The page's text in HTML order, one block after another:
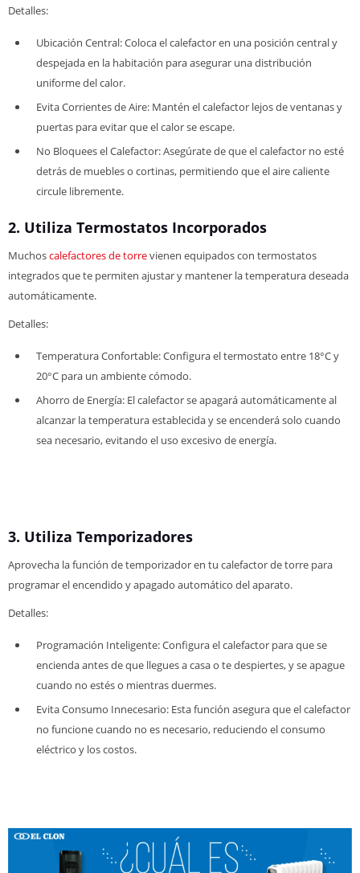
Detalles:
Ubicación Central: Coloca el calefactor en una posición central y
despejada en la habitación para asegurar una distribución
uniforme del calor.
Evita Corrientes de Aire: Mantén el calefactor lejos de ventanas y
puertas para evitar que el calor se escape.
No Bloquees el Calefactor: Asegúrate de que el calefactor no esté
detrás de muebles o cortinas, permitiendo que el aire caliente
circule libremente.
2. Utiliza Termostatos Incorporados
Muchoscalefactores de torrevienen equipados con termostatos
integrados que te permiten ajustar y mantener la temperatura deseada
automáticamente.
Detalles:
Temperatura Confortable: Configura el termostato entre 18°C y
20°C para un ambiente cómodo.
Ahorro de Energía: El calefactor se apagará automáticamente al
alcanzar la temperatura establecida y se encenderá solo cuando
sea necesario, evitando el uso excesivo de energía.
3. Utiliza Temporizadores
Aprovecha la función de temporizador en tu calefactor de torre para
programar el encendido y apagado automático del aparato.
Detalles:
Programación Inteligente: Configura el calefactor para que se
encienda antes de que llegues a casa o te despiertes, y se apague
cuando no estés o mientras duermes.
Evita Consumo Innecesario: Esta función asegura que el calefactor
no funcione cuando no es necesario, reduciendo el consumo
eléctrico y los costos.